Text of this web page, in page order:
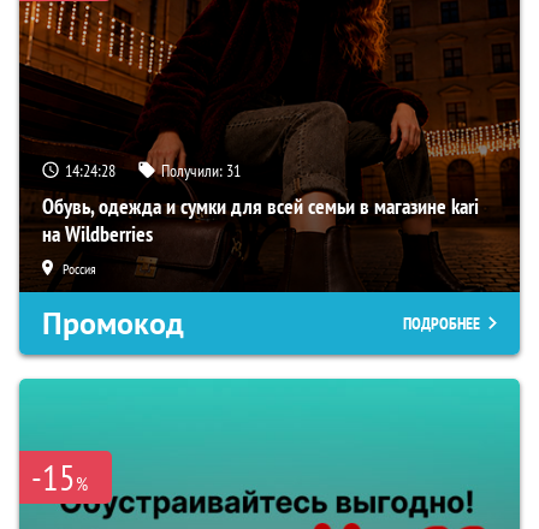
14:24:27 Получили: 31
Обувь, одежда и сумки для всей семьи в магазине kari
на Wildberries
Россия
Промокод ПОДРОБНЕЕ
-15%